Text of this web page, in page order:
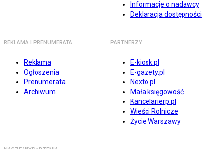
Informacje o nadawcy
Deklaracja dostępności
REKLAMA I PRENUMERATA
Reklama
Ogłoszenia
Prenumerata
Archiwum
PARTNERZY
E-kiosk.pl
E-gazety.pl
Nexto.pl
Mała księgowość
Kancelarierp.pl
Wieści Rolnicze
Życie Warszawy